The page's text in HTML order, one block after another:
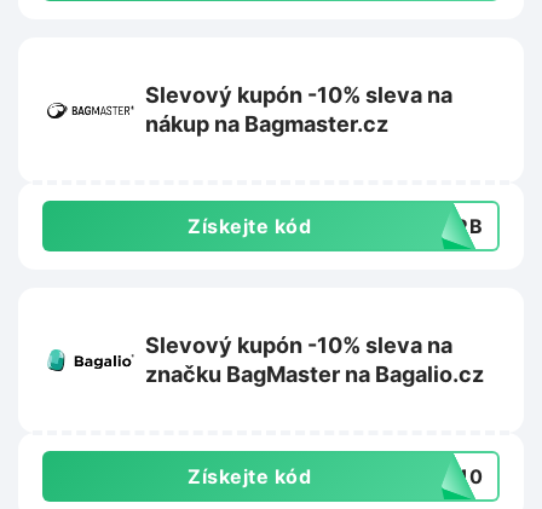
Slevový kupón -10% sleva na
nákup na Bagmaster.cz
Získejte kód GMRB
Slevový kupón -10% sleva na
značku BagMaster na Bagalio.cz
Získejte kód ER10